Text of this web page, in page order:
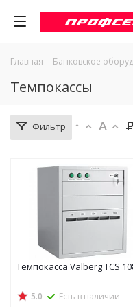
Главная - Банковское
Темпокассы
Фильтр
Темпокасса Valberg TCS
5.0 Есть в наличии